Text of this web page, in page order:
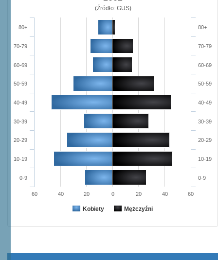
(Źródło: GUS)
Kobiety Mężczyźni
0-9
10-19
20-29
30-39
40-49
50-59
60-69
70-79
80+
0-9
10-19
20-29
30-39
40-49
50-59
60-69
70-79
80+
60 40 20 0 20 40 60